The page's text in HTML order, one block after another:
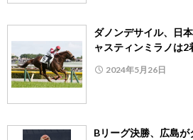
ダノンデサイル、日
ャスティンミラノは2
2024年5月26日
Bリーグ決勝、広島